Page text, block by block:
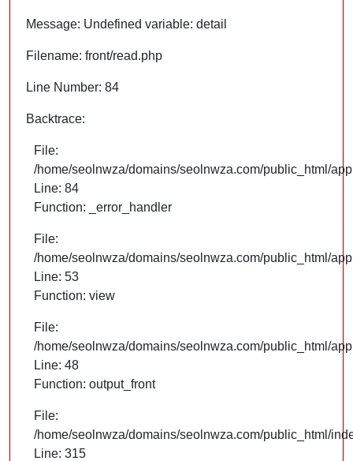
Message: Undefined variable: detail
Filename: front/read.php
Line Number: 84
Backtrace:
File:
/home/seolnwza/domains/seolnwza.com/public_html/
Line: 84
Function: _error_handler
File:
/home/seolnwza/domains/seolnwza.com/public_html/
Line: 53
Function: view
File:
/home/seolnwza/domains/seolnwza.com/public_html/
Line: 48
Function: output_front
File:
/home/seolnwza/domains/seolnwza.com/public_html/
Line: 315